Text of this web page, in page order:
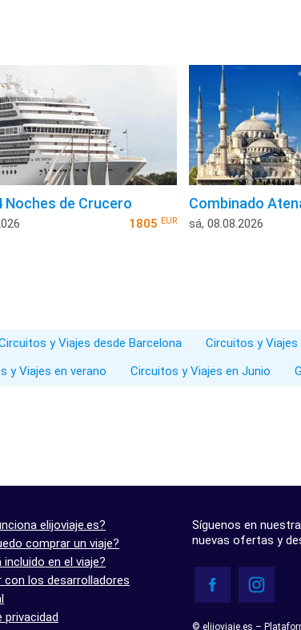
Noches de Crucero
1805EUR
Combinado
sá, 08.08.2026
y Viajes desde Barcelona
Circuitos y Viajes
y Viajes en verano Circuitos y Viajes en Junio
elijoviaje.es?
comprar un viaje?
incluido en el viaje?
los desarrolladores
privacidad
Síguenos en
nuevas ofertas y
© elijoviaje.es –